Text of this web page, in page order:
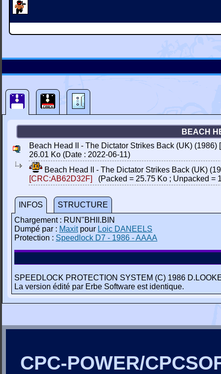
BEACH
Beach Head II - The Dictator Strikes Back (UK) (1986)
26.01 Ko (Date : 2022-06-11)
Beach Head II - The Dictator Strikes Back (UK)
[CRC:AB62D32F]
(Packed = 25.75 Ko ; Unpacked =
INFOS
STRUCTURE
Chargement : RUN"BHII.BIN
Dumpé par : Maxitpour Loic DANEELS
Protection : Speedlock D7 - 1986 - AAAA
SPEEDLOCK PROTECTION SYSTEM (C) 1986
La version édité par Erbe Software est identique.
CPC-POWER/